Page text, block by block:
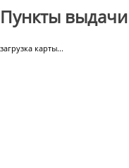
Пункты выдачи
загрузка карты...